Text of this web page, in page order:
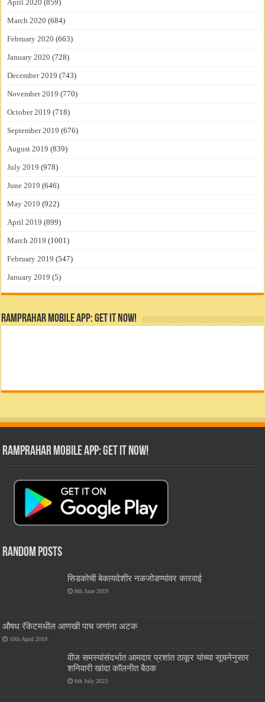
April 2020 (859)
March 2020 (684)
February 2020 (663)
January 2020 (728)
December 2019 (743)
November 2019 (770)
October 2019 (718)
September 2019 (676)
August 2019 (839)
July 2019 (978)
June 2019 (646)
May 2019 (922)
April 2019 (899)
March 2019 (1001)
February 2019 (547)
January 2019 (5)
RamPrahar Mobile App: Get it Now!
RamPrahar Mobile App: Get it Now!
Random Posts
सिडकोची बेकायदेशीर नळजोडण्यांवर कारवाई
8th June 2019
औषध रॅकेटमधील आणखी पाच जणांना अटक
10th April 2019
वीज समस्यांसंदर्भात आमदार प्रशांत ठाकूर यांच्या सूचनेनुसार
शनिवारी खांदा कॉलनीत बैठक
6th July 2023